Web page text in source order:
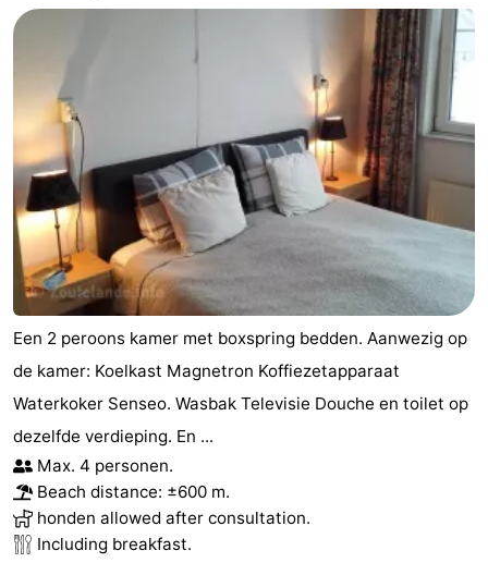
Bos
Lastminutes
&
do
-
Museums
-
Galleries
-
Monuments
-
Churches
Lighthouses
-
points
-
Playgrounds
-
Een 2 peroons kamer met boxspring bedden. Aanwezig op
de kamer: Koelkast Magnetron Koffiezetapparaat
Waterkoker Senseo. Wasbak Televisie Douche en toilet op
dezelfde verdieping. En ...
Max. 4 personen.
Beach distance: ±600 m.
honden allowed after consultation.
Including breakfast.